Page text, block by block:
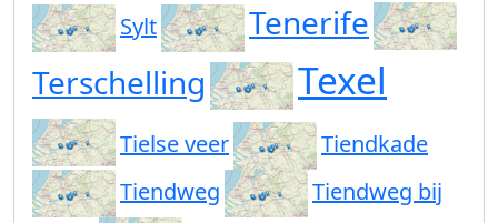
Sylt
Tenerife
Terschelling
Texel
Tielse veer
Tiendkade
Tiendweg
Tiendweg bij